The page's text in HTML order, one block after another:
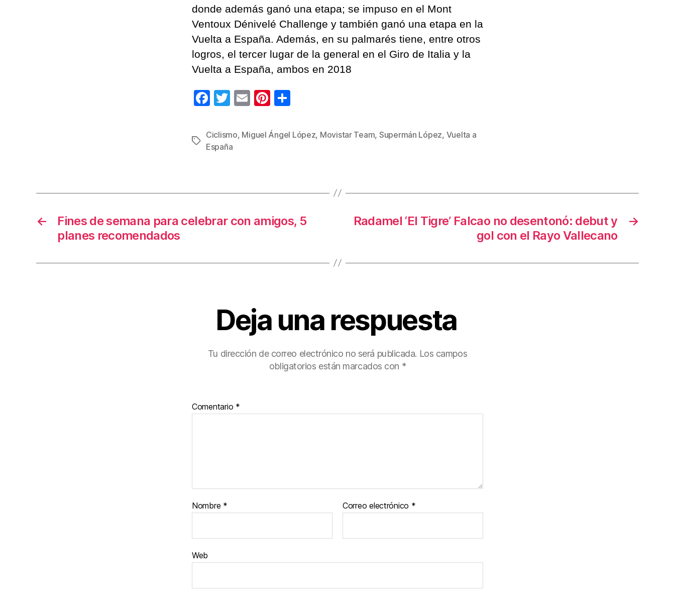
donde además ganó una etapa; se impuso en el Mont
Ventoux Dénivelé Challenge y también ganó una etapa en la
Vuelta a España. Además, en su palmarés tiene, entre otros
logros, el tercer lugar de la general en el Giro de Italia y la
Vuelta a España, ambos en 2018
F
c
e
o
T
tt
er
E
ail
Pi
er m
Etiquetas
Ciclismo, Miguel Ángel López, Movistar Team, Supermán López, Vuelta a
España
←
Fines de semana para celebrar con amigos, 5
planes recomendados
→
Radamel ‘El Tigre’ Falcao no desentonó: debut y
gol con el Rayo Vallecano
Deja una respuesta
Tu dirección de correo electrónico no será publicada. Los campos
obligatorios están marcados con *
Comentario *
Nombre * Correo electrónico *
Web